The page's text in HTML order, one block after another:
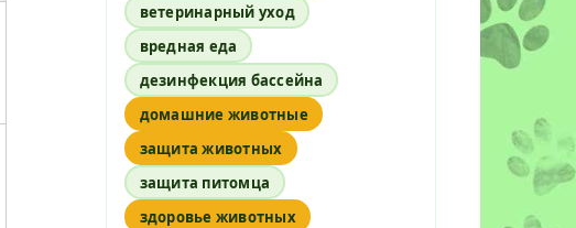
ветеринарный уход
вредная еда
дезинфекция бассейна
домашние животные
защита животных
защита питомца
здоровье животных